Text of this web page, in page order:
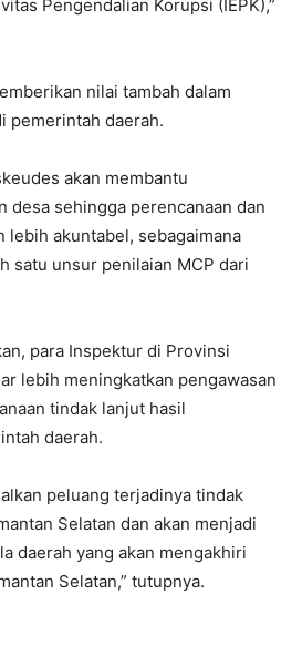
Pengendalian Korupsi (IEPK),”
nilai tambah dalam
pemerintah daerah.
akan membantu
desa sehingga perencanaan dan
lebih akuntabel, sebagaimana
satu unsur penilaian MCP dari
para Inspektur di Provinsi
lebih meningkatkan pengawasan
tindak lanjut hasil
daerah.
peluang terjadinya tindak
Selatan dan akan menjadi
daerah yang akan mengakhiri
Selatan,” tutupnya.